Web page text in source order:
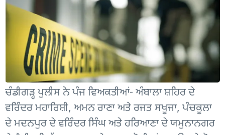
ਚੰਡੀਗੜ੍ਹ ਪੁਲੀਸ ਨੇ ਪੰਜ ਵਿਅਕਤੀਆਂ- ਅੰਬਾਲਾ ਸ਼ਹਿਰ ਦੇ
ਵਰਿੰਦਰ ਮਹਾਰਿਸ਼ੀ, ਅਮਨ ਰਾਣਾ ਅਤੇ ਰਜਤ ਸਖੂਜਾ, ਪੰਚਕੂਲਾ
ਦੇ ਮਦਨਪੁਰ ਦੇ ਵਰਿੰਦਰ ਸਿੰਘ ਅਤੇ ਹਰਿਆਣਾ ਦੇ ਯਮੁਨਾਨਗਰ